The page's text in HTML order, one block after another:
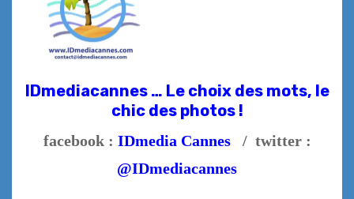
IDmediacannes … Le choix des mots, le
chic des photos !
facebook : IDmedia Cannes/ twitter :
@IDmediacannes